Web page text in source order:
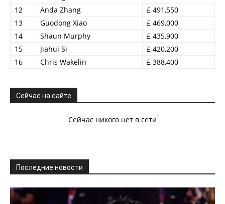
12
Anda Zhang
£ 491,550
13
Guodong Xiao
£ 469,000
14
Shaun Murphy
£ 435,900
15
Jiahui Si
£ 420,200
16
Chris Wakelin £ 388,400
Сейчас на сайте
Сейчас никого нет в сети
Последние новости